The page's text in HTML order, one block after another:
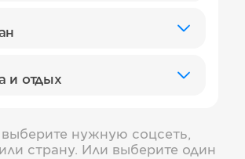
и отдых
выберите нужную соцсеть,
страну. Или выберите один